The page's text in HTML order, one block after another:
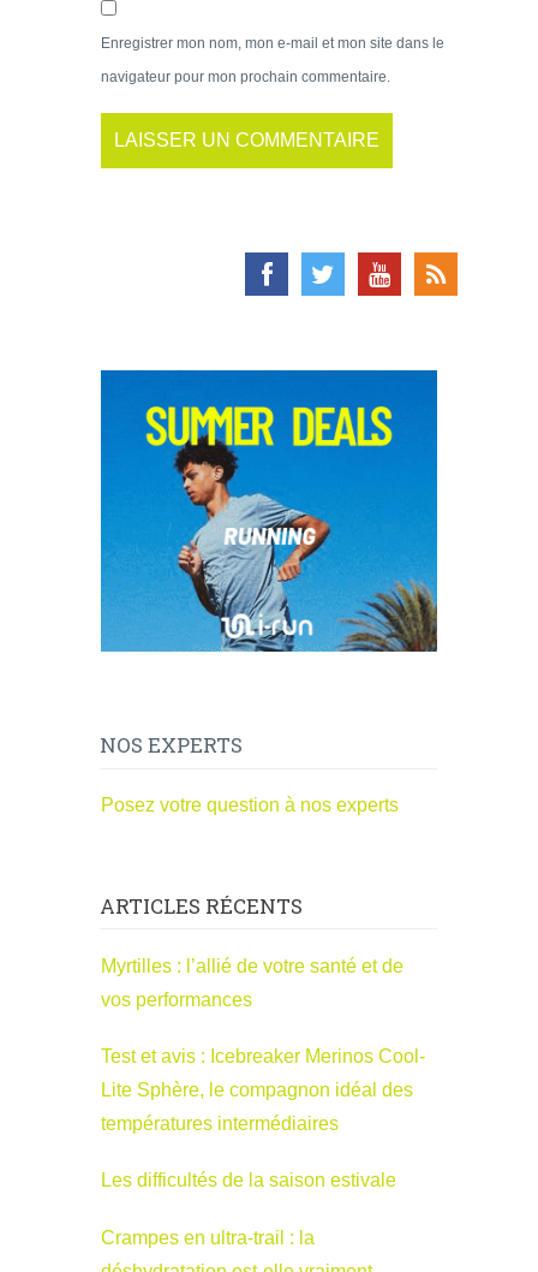
Enregistrer mon nom, mon e-mail et mon site dans le
navigateur pour mon prochain commentaire.
NOS EXPERTS
Posez votre question à nos experts
ARTICLES RÉCENTS
Myrtilles : l’allié de votre santé et de
vos performances
Test et avis : Icebreaker Merinos Cool-
Lite Sphère, le compagnon idéal des
températures intermédiaires
Les difficultés de la saison estivale
Crampes en ultra-trail : la